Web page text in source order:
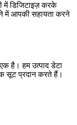
में डिजिटाइज़ करके
में आपकी सहायता करने
एक है। हम उत्पाद डेटा
सूट प्रदान करते हैं।